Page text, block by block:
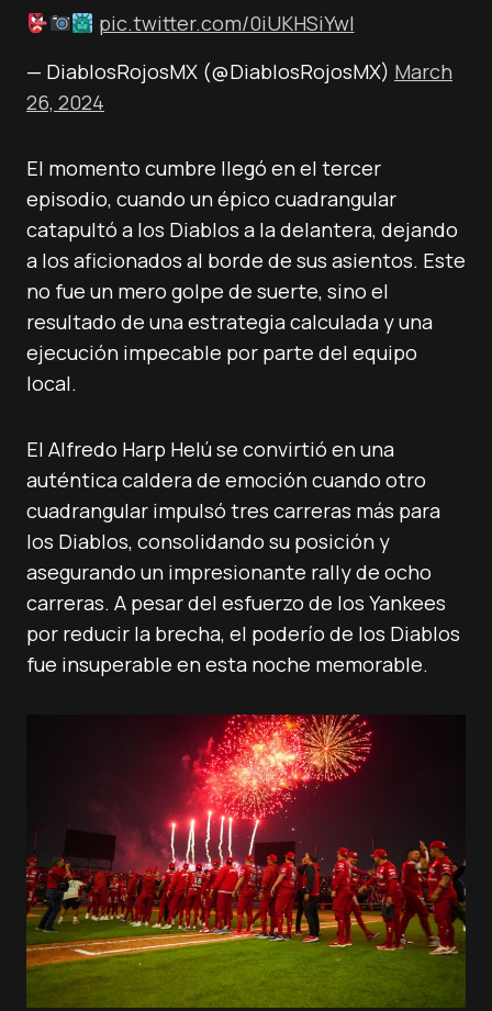
pic.twitter.com/0iUKHSiYwI
— DiablosRojosMX (@DiablosRojosMX) March
26, 2024
El momento cumbre llegó en el tercer
episodio, cuando un épico cuadrangular
catapultó a los Diablos a la delantera, dejando
a los aficionados al borde de sus asientos. Este
no fue un mero golpe de suerte, sino el
resultado de una estrategia calculada y una
ejecución impecable por parte del equipo
local.
El Alfredo Harp Helú se convirtió en una
auténtica caldera de emoción cuando otro
cuadrangular impulsó tres carreras más para
los Diablos, consolidando su posición y
asegurando un impresionante rally de ocho
carreras. A pesar del esfuerzo de los Yankees
por reducir la brecha, el poderío de los Diablos
fue insuperable en esta noche memorable.